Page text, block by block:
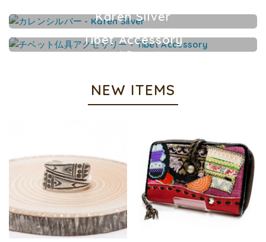
Karen Silver
カレンシルバーアクセサリー
Tibet Accessory
チベット仏具アクセサリー
NEW ITEMS